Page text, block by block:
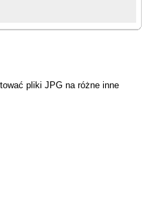
pliki JPG na różne inne